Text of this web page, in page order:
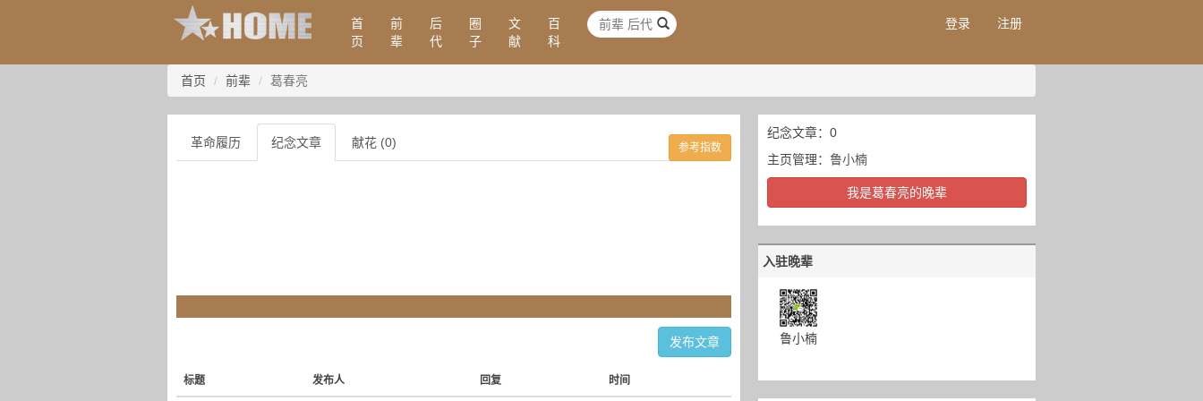
首
页
前
辈
后
代
圈
子
文
献
百
科
登录 注册
首页 前辈 葛春亮
革命履历 纪念文章 献花 (0) 参考指数
发布文章
标题 发布人 回复 时间
纪念文章：0
主页管理： 鲁小楠
我是葛春亮的晚辈
入驻晚辈
鲁小楠